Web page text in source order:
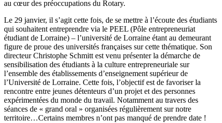
au cœur des préoccupations du Rotary.
Le 29 janvier, il s’agit cette fois, de se mettre à l’écoute des étudiants
qui souhaitent entreprendre via le PEEL (Pôle entrepreneuriat
étudiant de Lorraine) – l’université de Lorraine étant au demeurant
figure de proue des universités françaises sur cette thématique. Son
directeur Christophe Schmitt est venu présenter la démarche de
sensibilisation des étudiants à la culture entrepreneuriale sur
l’ensemble des établissements d’enseignement supérieur de
l’Université de Lorraine. Cette fois, l’objectif est de favoriser la
rencontre entre jeunes détenteurs d’un projet et des personnes
expérimentées du monde du travail. Notamment au travers des
séances de « grand oral » organisées régulièrement sur notre
territoire…Certains membres n’ont pas manqué de prendre date !